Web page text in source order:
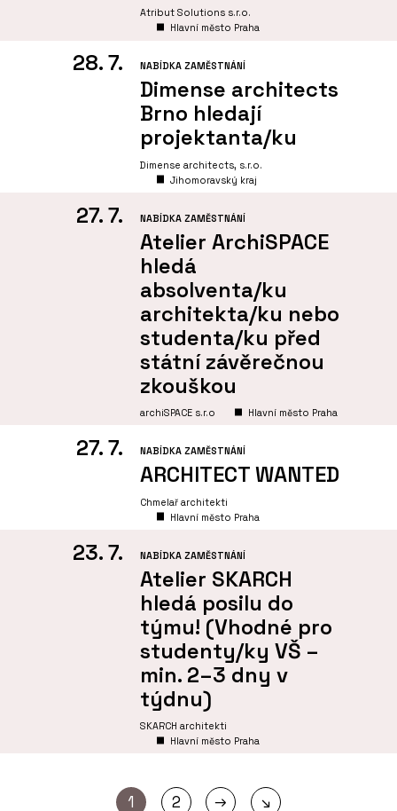
Atribut Solutions s.r.o.
Hlavní město Praha
28. 7. NABÍDKA ZAMĚSTNÁNÍ
Dimense architects
Brno hledají
projektanta/ku
Dimense architects, s.r.o.
Jihomoravský kraj
27. 7. NABÍDKA ZAMĚSTNÁNÍ
Atelier ArchiSPACE
hledá
absolventa/ku
architekta/ku nebo
studenta/ku před
státní závěrečnou
zkouškou
archiSPACE s.r.o Hlavní město Praha
27. 7. NABÍDKA ZAMĚSTNÁNÍ
ARCHITECT WANTED
Chmelař architekti
Hlavní město Praha
23. 7. NABÍDKA ZAMĚSTNÁNÍ
Atelier SKARCH
hledá posilu do
týmu! (Vhodné pro
studenty/ky VŠ –
min. 2–3 dny v
týdnu)
SKARCH architekti
Hlavní město Praha
1 2 → ↘